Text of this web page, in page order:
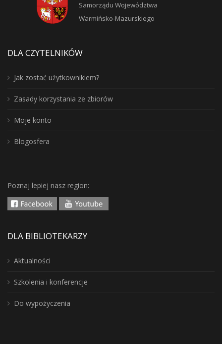
Samorządu Województwa
Warmińsko-Mazurskiego
DLA CZYTELNIKÓW
Jak zostać użytkownikiem?
Zasady korzystania ze zbiorów
Moje konto
Blogosfera
Poznaj lepiej nasz region:
DLA BIBLIOTEKARZY
Aktualności
Szkolenia i konferencje
Do wypożyczenia